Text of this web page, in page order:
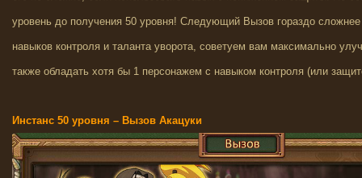
уровень до получения 50 уровня! Следующий Вызов гораздо
навыков контроля и таланта уворота, советуем вам максимально
также обладать хотя бы 1 персонажем с навыком контроля (или
Инстанс 50 уровня – Вызов Акацуки